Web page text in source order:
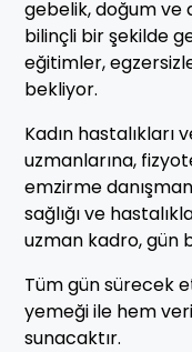
gebelik, doğum ve
bilinçli bir şekilde
eğitimler,
bekliyor.
Kadın
uzmanlarına,
emzirme
sağlığı ve
uzman kadro, gün
Tüm gün sürecek
yemeği ile hem
sunacaktır.